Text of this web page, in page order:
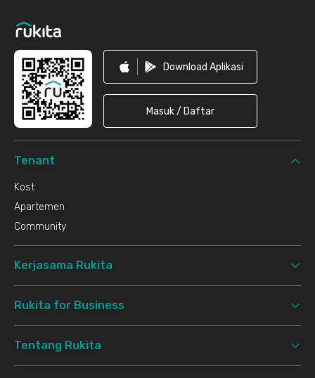
Download Aplikasi
Masuk / Daftar
Tenant
Kost
Apartemen
Community
Kerjasama Rukita
Rukita for Business
Tentang Rukita